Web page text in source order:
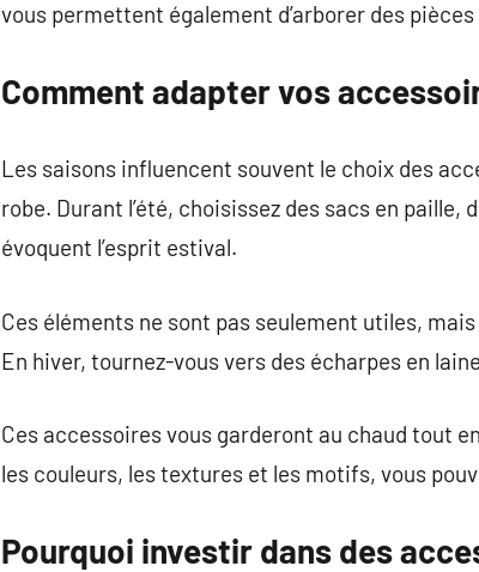
vous permettent également d’arborer des
Comment adapter vos
Les saisons influencent souvent le choix des
robe. Durant l’été, choisissez des sacs en
évoquent l’esprit estival.
Ces éléments ne sont pas seulement utiles,
En hiver, tournez-vous vers des écharpes en
Ces accessoires vous garderont au chaud tout
les couleurs, les textures et les motifs, vous
Pourquoi investir dans des